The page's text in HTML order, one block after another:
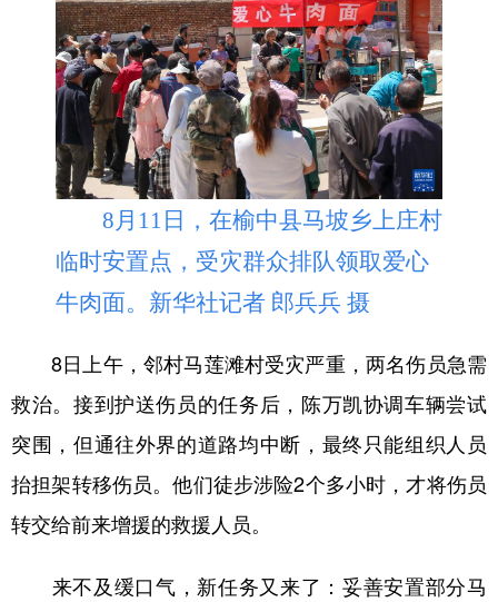
8月11日，在榆中县马坡乡上庄村
临时安置点，受灾群众排队领取爱心
牛肉面。新华社记者 郎兵兵 摄
8日上午，邻村马莲滩村受灾严重，两名伤员急需
救治。接到护送伤员的任务后，陈万凯协调车辆尝试
突围，但通往外界的道路均中断，最终只能组织人员
抬担架转移伤员。他们徒步涉险2个多小时，才将伤员
转交给前来增援的救援人员。
来不及缓口气，新任务又来了：妥善安置部分马